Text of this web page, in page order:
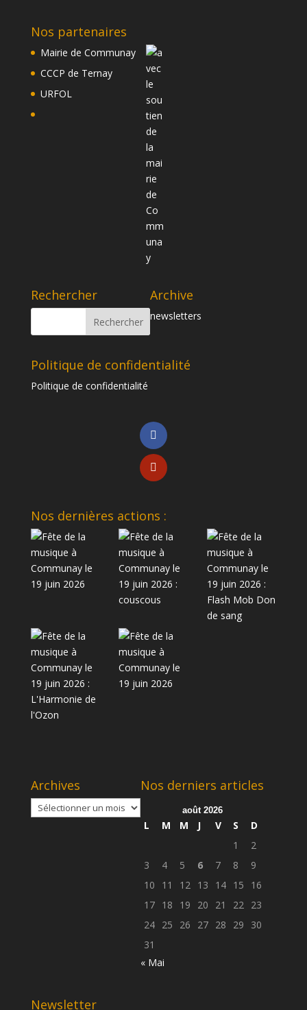
Nos partenaires
Mairie de Communay
CCCP de Ternay
URFOL
Rechercher Archive
newsletters
Politique de confidentialité
Politique de confidentialité
Nos dernières actions :
Archives
Archives
Nos derniers articles
août 2026
L M M J V S
D
1
2
3
4 5 6 7 8
9
10
11 12 13 14 15
16
17 18 19 20 21 22
23
24 25 26 27 28 29
30
31
« Mai
Newsletter